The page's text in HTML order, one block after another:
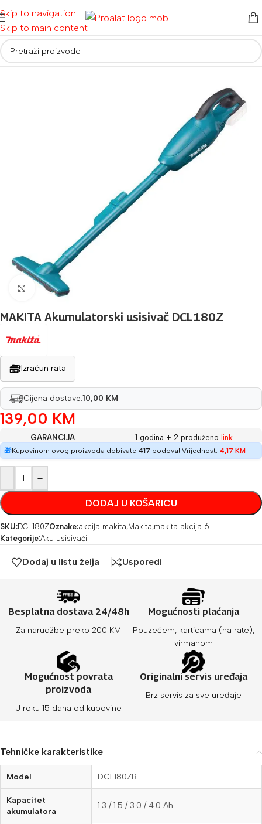
Skip to navigation
Skip to main content
Početna/ Usisivači/Aku usisivači
Povećaj sliku
MAKITA Akumulatorski usisivač DCL180Z
Izračun rata
Cijena dostave:10,00 KM
139,00 KM
GARANCIJA 1 godina + 2 produženo link
🎁Kupovinom ovog proizvoda dobivate 417 bodova! Vrijednost: 4,17 KM
- +
DODAJ U KOŠARICU
SKU:DCL180ZOznake:akcija makita,Makita,makita akcija 6
Kategorije:Aku usisivači
Dodaj u listu želja Usporedi
Besplatna dostava 24/48h
Za narudžbe preko 200 KM
Mogućnosti plaćanja
Pouzećem, karticama (na rate),
virmanom
Mogućnost povrata
proizvoda
U roku 15 dana od kupovine
Originalni servis uređaja
Brz servis za sve uređaje
Tehničke karakteristike
Model DCL180ZB
Kapacitet
akumulatora
1.3 / 1.5 / 3.0 / 4.0 Ah